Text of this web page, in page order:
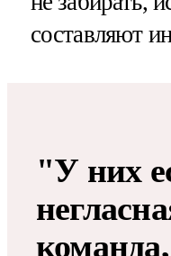
составляют
"У них